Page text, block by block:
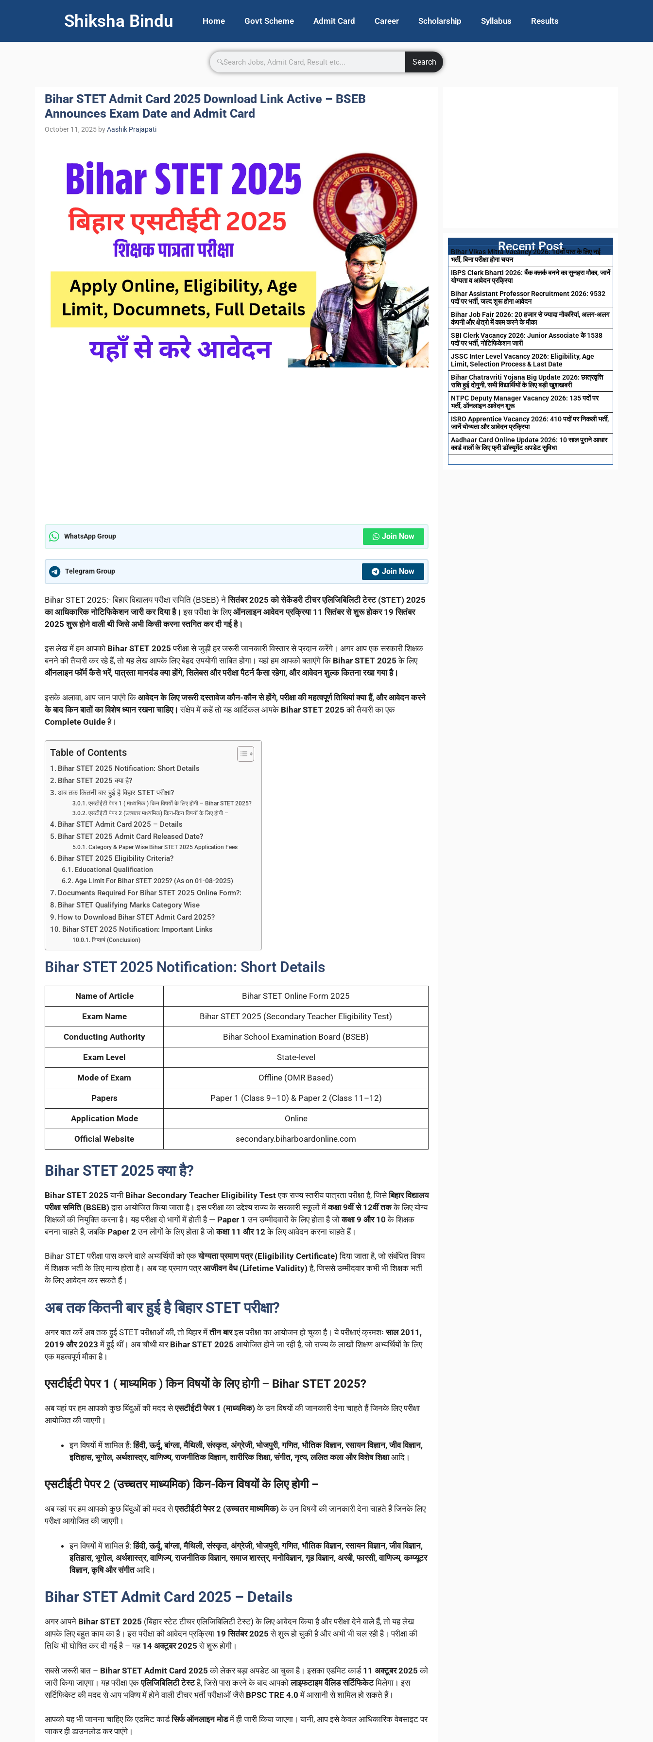
Shiksha Bindu Home Govt Scheme Admit Card Career Scholarship Syllabus Results
Search
Bihar STET Admit Card 2025 Download Link Active – BSEB
Announces Exam Date and Admit Card
October 11, 2025 byAashik Prajapati
WhatsApp Group Join Now
Telegram Group Join Now
Bihar STET 2025:- बिहार विद्यालय परीक्षा समिति (BSEB) नेसितंबर 2025 को सेकेंडरी टीचर एलिजिबिलिटी टेस्ट (STET) 2025
का आधिकारिक नोटिफिकेशन जारी कर दिया है। इस परीक्षा के लिएऑनलाइन आवेदन प्रक्रिया 11 सितंबर से शुरू होकर 19 सितंबर
2025 शुरू होने वाली थी जिसे अभी किसी करना स्तगित कर दी गई है।
इस लेख में हम आपको Bihar STET 2025 परीक्षा से जुड़ी हर जरूरी जानकारी विस्तार से प्रदान करेंगे। अगर आप एक सरकारी शिक्षक
बनने की तैयारी कर रहे हैं, तो यह लेख आपके लिए बेहद उपयोगी साबित होगा। यहां हम आपको बताएंगे कि Bihar STET 2025के लिए
ऑनलाइन फॉर्म कैसे भरें, पात्रता मानदंड क्या होंगे, सिलेबस और परीक्षा पैटर्न कैसा रहेगा, और आवेदन शुल्क कितना रखा गया है।
इसके अलावा, आप जान पाएंगे कि आवेदन के लिए जरूरी दस्तावेज कौन-कौन से होंगे, परीक्षा की महत्वपूर्ण तिथियां क्या हैं, और आवेदन करने
के बाद किन बातों का विशेष ध्यान रखना चाहिए। संक्षेप में कहें तो यह आर्टिकल आपके Bihar STET 2025 की तैयारी का एक
Complete Guideहै।
Table of Contents
Bihar STET 2025 Notification: Short Details
Bihar STET 2025 क्या है?
अब तक कितनी बार हुई है बिहार STET परीक्षा?
एसटीईटी पेपर 1 ( माध्यमिक ) किन विषयोें के लिए होगी – Bihar STET 2025?
एसटीईटी पेपर 2 (उच्चतर माध्यमिक) किन-किन विषयों के लिए होगी –
Bihar STET Admit Card 2025 – Details
Bihar STET 2025 Admit Card Released Date?
Category & Paper Wise Bihar STET 2025 Application Fees
Bihar STET 2025 Eligibility Criteria?
Educational Qualification
Age Limit For Bihar STET 2025? (As on 01-08-2025)
Documents Required For Bihar STET 2025 Online Form?:
Bihar STET Qualifying Marks Category Wise
How to Download Bihar STET Admit Card 2025?
Bihar STET 2025 Notification: Important Links
निष्कर्ष (Conclusion)
Bihar STET 2025 Notification: Short Details
Name of Article Bihar STET Online Form 2025
Exam Name Bihar STET 2025 (Secondary Teacher Eligibility Test)
Conducting Authority Bihar School Examination Board (BSEB)
Exam Level State-level
Mode of Exam Offline (OMR Based)
Papers Paper 1 (Class 9–10) & Paper 2 (Class 11–12)
Application Mode Online
Official Website secondary.biharboardonline.com
Bihar STET 2025 क्या है?
Bihar STET 2025 यानी Bihar Secondary Teacher Eligibility Testएक राज्य स्तरीय पात्रता परीक्षा है, जिसेबिहार विद्यालय
परीक्षा समिति (BSEB) द्वारा आयोजित किया जाता है। इस परीक्षा का उद्देश्य राज्य के सरकारी स्कूलों मेंकक्षा 9वीं से 12वीं तकके लिए योग्य
शिक्षकों की नियुक्ति करना है। यह परीक्षा दो भागों में होती है — Paper 1 उन उम्मीदवारों के लिए होता है जोकक्षा 9 और 10 के शिक्षक
बनना चाहते हैं, जबकि Paper 2 उन लोगों के लिए होता है जोकक्षा 11 और 12 के लिए आवेदन करना चाहते हैं।
Bihar STET परीक्षा पास करने वाले अभ्यर्थियों को एकयोग्यता प्रमाण पत्र (Eligibility Certificate) दिया जाता है, जो संबंधित विषय
में शिक्षक भर्ती के लिए मान्य होता है। अब यह प्रमाण पत्रआजीवन वैध (Lifetime Validity) है, जिससे उम्मीदवार कभी भी शिक्षक भर्ती
के लिए आवेदन कर सकते हैं।
अब तक कितनी बार हुई है बिहार STET परीक्षा?
अगर बात करें अब तक हुई STET परीक्षाओं की, तो बिहार मेंतीन बारइस परीक्षा का आयोजन हो चुका है। ये परीक्षाएं क्रमशःसाल 2011,
2019 और 2023 में हुई थीं। अब चौथी बार Bihar STET 2025 आयोजित होने जा रही है, जो राज्य के लाखों शिक्षण अभ्यर्थियों के लिए
एक महत्वपूर्ण मौका है।
एसटीईटी पेपर 1 ( माध्यमिक ) किन विषयोें के लिए होगी – Bihar STET 2025?
अब यहां पर हम आपको कुछ बिंदुओं की मदद सेएसटीईटी पेपर 1 (माध्यमिक) के उन विषयों की जानकारी देना चाहते हैं जिनके लिए परीक्षा
आयोजित की जाएगी।
इन विषयों में शामिल हैं:हिंदी, ऊर्दू, बांग्ला, मैथिली, संस्कृत, अंग्रेजी, भोजपुरी, गणित, भौतिक विज्ञान, रसायन विज्ञान, जीव विज्ञान,
इतिहास, भूगोल, अर्थशास्त्र, वाणिज्य, राजनीतिक विज्ञान, शारीरिक शिक्षा, संगीत, नृत्य, ललित कला और विशेष शिक्षाआदि।
एसटीईटी पेपर 2 (उच्चतर माध्यमिक) किन-किन विषयों के लिए होगी –
अब यहां पर हम आपको कुछ बिंदुओं की मदद सेएसटीईटी पेपर 2 (उच्चतर माध्यमिक) के उन विषयों की जानकारी देना चाहते हैं जिनके लिए
परीक्षा आयोजित की जाएगी।
इन विषयों में शामिल हैं:हिंदी, ऊर्दू, बांग्ला, मैथिली, संस्कृत, अंग्रेजी, भोजपुरी, गणित, भौतिक विज्ञान, रसायन विज्ञान, जीव विज्ञान,
इतिहास, भूगोल, अर्थशास्त्र, वाणिज्य, राजनीतिक विज्ञान, समाज शास्त्र, मनोविज्ञान, गृह विज्ञान, अरबी, फारसी, वाणिज्य, कम्प्यूटर
विज्ञान, कृषि और संगीतआदि।
Bihar STET Admit Card 2025 – Details
अगर आपने Bihar STET 2025 (बिहार स्टेट टीचर एलिजिबिलिटी टेस्ट) के लिए आवेदन किया है और परीक्षा देने वाले हैं, तो यह लेख
आपके लिए बहुत काम का है। इस परीक्षा की आवेदन प्रक्रिया 19 सितंबर 2025 से शुरू हो चुकी है और अभी भी चल रही है। परीक्षा की
तिथि भी घोषित कर दी गई है – यह 14 अक्टूबर 2025 से शुरू होगी।
सबसे जरूरी बात – Bihar STET Admit Card 2025 को लेकर बड़ा अपडेट आ चुका है। इसका एडमिट कार्ड 11 अक्टूबर 2025 को
जारी किया जाएगा। यह परीक्षा एकएलिजिबिलिटी टेस्टहै, जिसे पास करने के बाद आपकोलाइफटाइम वैलिड सर्टिफिकेटमिलेगा। इस
सर्टिफिकेट की मदद से आप भविष्य में होने वाली टीचर भर्ती परीक्षाओं जैसे BPSC TRE 4.0 में आसानी से शामिल हो सकते हैं।
आपको यह भी जानना चाहिए कि एडमिट कार्डसिर्फ ऑनलाइन मोडमें ही जारी किया जाएगा। यानी, आप इसे केवल आधिकारिक वेबसाइट पर
जाकर ही डाउनलोड कर पाएंगे।
Recent Post
Bihar Vikas Mitra Vacancy 2026: 10वीं पास के लिए नई
भर्ती, बिना परीक्षा होगा चयन
IBPS Clerk Bharti 2026: बैंक क्लर्क बनने का सुनहरा मौका, जानें
योग्यता व आवेदन प्रक्रिया
Bihar Assistant Professor Recruitment 2026: 9532
पदों पर भर्ती, जल्द शुरू होगा आवेदन
Bihar Job Fair 2026: 20 हजार से ज्यादा नौकरियां, अलग-अलग
कंपनी और क्षेत्रो में काम करने के मौका
SBI Clerk Vacancy 2026: Junior Associate के 1538
पदों पर भर्ती, नोटिफिकेशन जारी
JSSC Inter Level Vacancy 2026: Eligibility, Age
Limit, Selection Process & Last Date
Bihar Chatravriti Yojana Big Update 2026: छात्रवृत्ति
राशि हुई दोगुनी, सभी विद्यार्थियों के लिए बड़ी खुशखबरी
NTPC Deputy Manager Vacancy 2026: 135 पदों पर
भर्ती, ऑनलाइन आवेदन शुरू
ISRO Apprentice Vacancy 2026: 410 पदों पर निकली भर्ती,
जानें योग्यता और आवेदन प्रक्रिया
Aadhaar Card Online Update 2026: 10 साल पुराने आधार
कार्ड वालों के लिए फ्री डॉक्यूमेंट अपडेट सुविधा